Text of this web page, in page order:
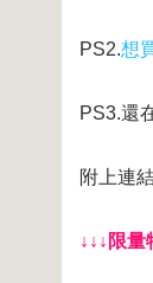
PS2.想
PS3.還
附上連
↓↓↓限量